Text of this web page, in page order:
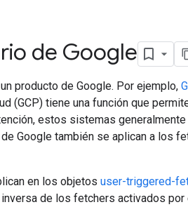
de Google
producto de Google. Por ejemplo,
(GCP) tiene una función que
estos sistemas
Google también se aplican a los
en los objetos user-triggered-
inversa de los fetchers activados por